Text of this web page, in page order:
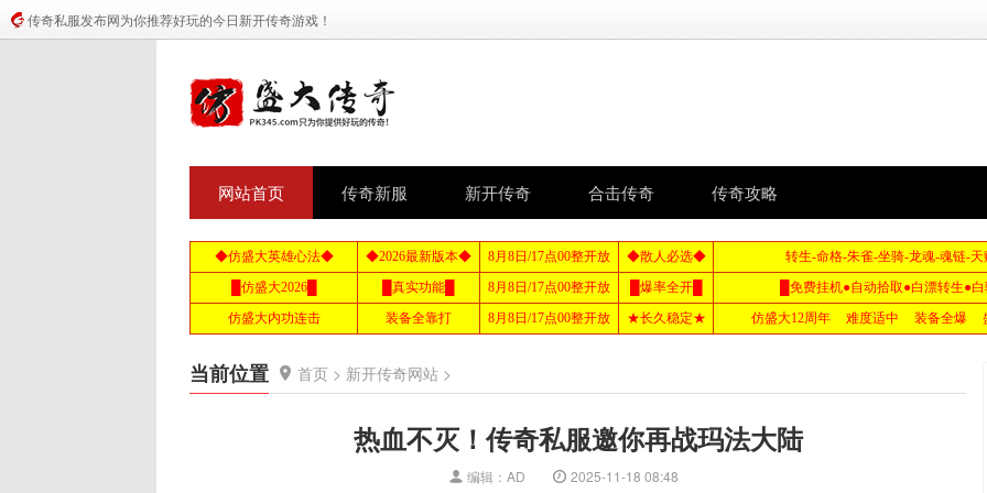
传奇私服发布网为你推荐好玩的今日新开传奇游戏！
网站首页 传奇新服 新开传奇 合击传奇 传奇攻略
当前位置 首页 > 新开传奇网站 >
热血不灭！传奇私服邀你再战玛法大陆
编辑：AD 2025-11-18 08:48